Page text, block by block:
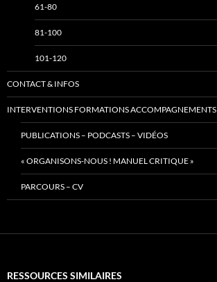
61-80
81-100
101-120
CONTACT & INFOS
INTERVENTIONS FORMATIONS ACCOMPAGNEMENTS
PUBLICATIONS – PODCASTS – VIDÉOS
« ORGANISONS-NOUS ! MANUEL CRITIQUE »
PARCOURS – CV
RESSOURCES SIMILAIRES